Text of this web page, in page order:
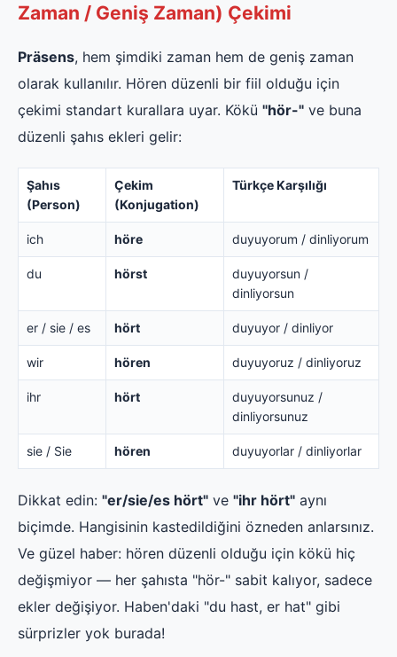
Zaman / Geniş Zaman) Çekimi
Präsens, hem şimdiki zaman hem de geniş zaman
olarak kullanılır. Hören düzenli bir fiil olduğu için
çekimi standart kurallara uyar. Kökü "hör-" ve buna
düzenli şahıs ekleri gelir:
Şahıs
(Person)
Çekim
(Konjugation)
Türkçe Karşılığı
ich höre duyuyorum / dinliyorum
du hörst
duyuyorsun /
dinliyorsun
er / sie / es hört duyuyor / dinliyor
wir hören duyuyoruz / dinliyoruz
ihr hört
duyuyorsunuz /
dinliyorsunuz
sie / Sie hören duyuyorlar / dinliyorlar
Dikkat edin: "er/sie/es hört" ve "ihr hört" aynı
biçimde. Hangisinin kastedildiğini özneden anlarsınız.
Ve güzel haber: hören düzenli olduğu için kökü hiç
değişmiyor — her şahısta "hör-" sabit kalıyor, sadece
ekler değişiyor. Haben'daki "du hast, er hat" gibi
sürprizler yok burada!